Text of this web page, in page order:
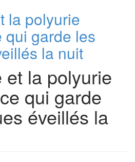
la polyurie
qui garde les
la nuit
et la polyurie
qui garde
éveillés la